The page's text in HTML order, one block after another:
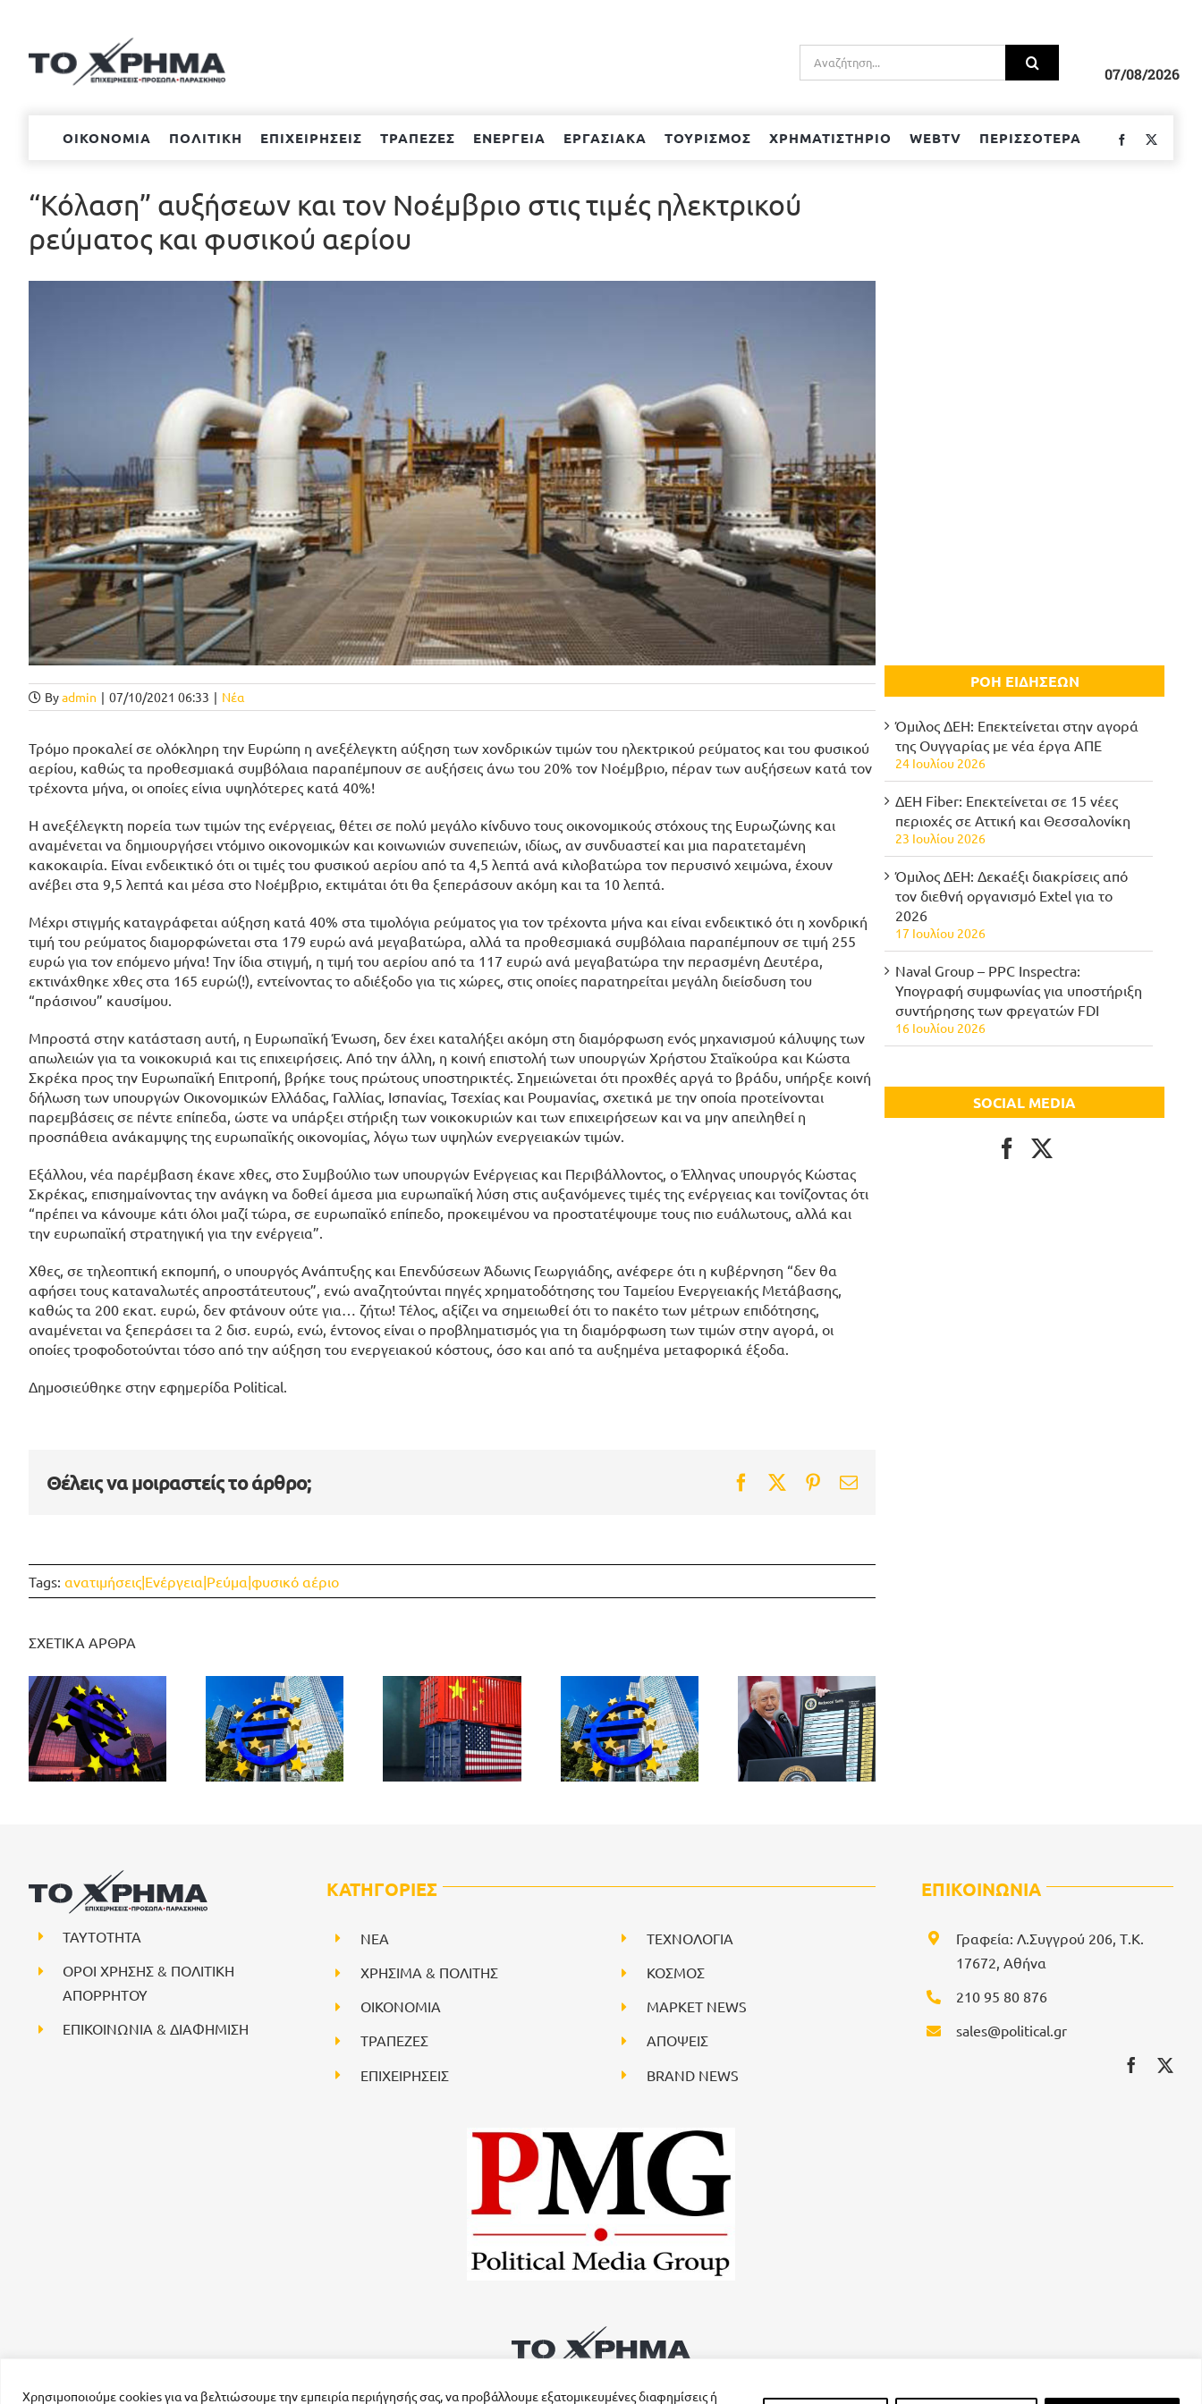
Χρησιμοποιούμε cookies για να βελτιώσουμε την εμπειρία περιήγησής σας, να προβάλλουμε εξατομικευμένες διαφημίσεις ή
περιεχόμενο
Αναζήτηση
για:
07/08/2026
ΟΙΚΟΝΟΜΙΑ ΠΟΛΙΤΙΚΗ ΕΠΙΧΕΙΡΗΣΕΙΣ ΤΡΑΠΕΖΕΣ ΕΝΕΡΓΕΙΑ ΕΡΓΑΣΙΑΚΑ ΤΟΥΡΙΣΜΟΣ ΧΡΗΜΑΤΙΣΤΗΡΙΟ WEBTV ΠΕΡΙΣΣΟΤΕΡΑ Facebook
“Κόλαση” αυξήσεων και τον Νοέμβριο στις τιμές ηλεκτρικού
ρεύματος και φυσικού αερίου
Byadmin | 07/10/2021 06:33 | Νέα
Τρόμο προκαλεί σε ολόκληρη την Ευρώπη η ανεξέλεγκτη αύξηση των χονδρικών τιμών του ηλεκτρικού ρεύματος και του φυσικού
αερίου, καθώς τα προθεσμιακά συμβόλαια παραπέμπουν σε αυξήσεις άνω του 20% τον Νοέμβριο, πέραν των αυξήσεων κατά τον
τρέχοντα μήνα, οι οποίες είνια υψηλότερες κατά 40%!
Η ανεξέλεγκτη πορεία των τιμών της ενέργειας, θέτει σε πολύ μεγάλο κίνδυνο τους οικονομικούς στόχους της Ευρωζώνης και
αναμένεται να δημιουργήσει ντόμινο οικονομικών και κοινωνιών συνεπειών, ιδίως, αν συνδυαστεί και μια παρατεταμένη
κακοκαιρία. Είναι ενδεικτικό ότι οι τιμές του φυσικού αερίου από τα 4,5 λεπτά ανά κιλοβατώρα τον περυσινό χειμώνα, έχουν
ανέβει στα 9,5 λεπτά και μέσα στο Νοέμβριο, εκτιμάται ότι θα ξεπεράσουν ακόμη και τα 10 λεπτά.
Μέχρι στιγμής καταγράφεται αύξηση κατά 40% στα τιμολόγια ρεύματος για τον τρέχοντα μήνα και είναι ενδεικτικό ότι η χονδρική
τιμή του ρεύματος διαμορφώνεται στα 179 ευρώ ανά μεγαβατώρα, αλλά τα προθεσμιακά συμβόλαια παραπέμπουν σε τιμή 255
ευρώ για τον επόμενο μήνα! Την ίδια στιγμή, η τιμή του αερίου από τα 117 ευρώ ανά μεγαβατώρα την περασμένη Δευτέρα,
εκτινάχθηκε χθες στα 165 ευρώ(!), εντείνοντας το αδιέξοδο για τις χώρες, στις οποίες παρατηρείται μεγάλη διείσδυση του
“πράσινου” καυσίμου.
Μπροστά στην κατάσταση αυτή, η Ευρωπαϊκή Ένωση, δεν έχει καταλήξει ακόμη στη διαμόρφωση ενός μηχανισμού κάλυψης των
απωλειών για τα νοικοκυριά και τις επιχειρήσεις. Από την άλλη, η κοινή επιστολή των υπουργών Χρήστου Σταϊκούρα και Κώστα
Σκρέκα προς την Ευρωπαϊκή Επιτροπή, βρήκε τους πρώτους υποστηρικτές. Σημειώνεται ότι προχθές αργά το βράδυ, υπήρξε κοινή
δήλωση των υπουργών Οικονομικών Ελλάδας, Γαλλίας, Ισπανίας, Τσεχίας και Ρουμανίας, σχετικά με την οποία προτείνονται
παρεμβάσεις σε πέντε επίπεδα, ώστε να υπάρξει στήριξη των νοικοκυριών και των επιχειρήσεων και να μην απειληθεί η
προσπάθεια ανάκαμψης της ευρωπαϊκής οικονομίας, λόγω των υψηλών ενεργειακών τιμών.
Εξάλλου, νέα παρέμβαση έκανε χθες, στο Συμβούλιο των υπουργών Ενέργειας και Περιβάλλοντος, ο Έλληνας υπουργός Κώστας
Σκρέκας, επισημαίνοντας την ανάγκη να δοθεί άμεσα μια ευρωπαϊκή λύση στις αυξανόμενες τιμές της ενέργειας και τονίζοντας ότι
“πρέπει να κάνουμε κάτι όλοι μαζί τώρα, σε ευρωπαϊκό επίπεδο, προκειμένου να προστατέψουμε τους πιο ευάλωτους, αλλά και
την ευρωπαϊκή στρατηγική για την ενέργεια”.
Χθες, σε τηλεοπτική εκπομπή, ο υπουργός Ανάπτυξης και Επενδύσεων Άδωνις Γεωργιάδης, ανέφερε ότι η κυβέρνηση “δεν θα
αφήσει τους καταναλωτές απροστάτευτους”, ενώ αναζητούνται πηγές χρηματοδότησης του Ταμείου Ενεργειακής Μετάβασης,
καθώς τα 200 εκατ. ευρώ, δεν φτάνουν ούτε για… ζήτω! Τέλος, αξίζει να σημειωθεί ότι το πακέτο των μέτρων επιδότησης,
αναμένεται να ξεπεράσει τα 2 δισ. ευρώ, ενώ, έντονος είναι ο προβληματισμός για τη διαμόρφωση των τιμών στην αγορά, οι
οποίες τροφοδοτούνται τόσο από την αύξηση του ενεργειακού κόστους, όσο και από τα αυξημένα μεταφορικά έξοδα.
Δημοσιεύθηκε στην εφημερίδα Political.
Θέλεις να μοιραστείς το άρθρο; Facebook
TwitterPinterest
Email
Tags: ανατιμήσεις|Ενέργεια|Ρεύμα|φυσικό αέριο
ΣΧΕΤΙΚΑ ΑΡΘΡΑ
ΡΟΗ ΕΙΔΗΣΕΩΝ
Όμιλος ΔΕΗ: Επεκτείνεται στην αγορά
της Ουγγαρίας με νέα έργα ΑΠΕ
24 Ιουλίου 2026
ΔΕΗ Fiber: Επεκτείνεται σε 15 νέες
περιοχές σε Αττική και Θεσσαλονίκη
23 Ιουλίου 2026
Όμιλος ΔΕΗ: Δεκαέξι διακρίσεις από
τον διεθνή οργανισμό Extel για το
2026
17 Ιουλίου 2026
Naval Group – PPC Inspectra:
Υπογραφή συμφωνίας για υποστήριξη
συντήρησης των φρεγατών FDI
16 Ιουλίου 2026
SOCIAL MEDIA
ΤΑΥΤΟΤΗΤΑ
ΟΡΟΙ ΧΡΗΣΗΣ & ΠΟΛΙΤΙΚΗ
ΑΠΟΡΡΗΤΟΥ
ΕΠΙΚΟΙΝΩΝΙΑ & ΔΙΑΦΗΜΙΣΗ
ΚΑΤΗΓΟΡΙΕΣ
NEA
ΧΡΗΣΙΜΑ & ΠΟΛΙΤΗΣ
ΟΙΚΟΝΟΜΙΑ
ΤΡΑΠΕΖΕΣ
ΕΠΙΧΕΙΡΗΣΕΙΣ
ΤΕΧΝΟΛΟΓΙΑ
ΚΟΣΜΟΣ
ΜΑΡΚΕΤ NEWS
ΑΠΟΨΕΙΣ
BRAND NEWS
ΕΠΙΚΟΙΝΩΝΙΑ
Γραφεία: Λ.Συγγρού 206, Τ.Κ.
17672, Αθήνα
210 95 80 876
sales@political.gr